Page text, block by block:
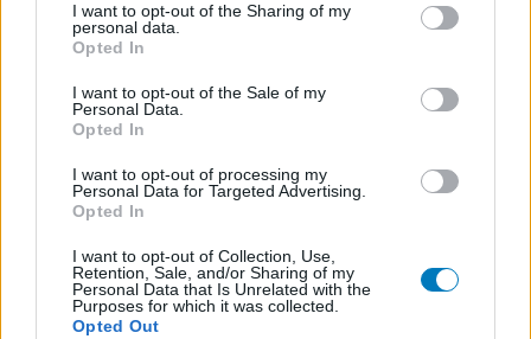
I want to opt-out of the Sharing of my
personal data.
Opted In
I want to opt-out of the Sale of my
Personal Data.
Opted In
I want to opt-out of processing my
Personal Data for Targeted Advertising.
Opted In
I want to opt-out of Collection, Use,
Retention, Sale, and/or Sharing of my
Personal Data that Is Unrelated with the
Purposes for which it was collected.
Opted Out
Dermatomyositis
Effectiviteit
Hoeveelheid bijwerkingen
Dermatomyositis een rot ziekte, het begon met me huid,
dan krijg je hormoonzalfjes, in Drachten konden ze niet
bijzonders vinden, gelukkig kreeg ik een nieuwe
Dermatologe die was net afgestudeerd aan het umcg die
dacht aan lupus. Ik ben naar Groningen gestuurd, daar
door 20 artsen bekeken, biopten genomen,huid, spier uit
het been, toen werd de diagnose gesteld
dermatomyo[lees meer...]